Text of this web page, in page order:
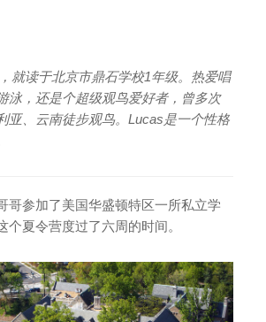
就读于北京市鼎石学校1年级。热爱唱
泳，还是个超级观鸟爱好者，曾多次
亚、云南徒步观鸟。Lucas是一个性格
哥参加了美国华盛顿特区一所私立学
个夏令营度过了六周的时间。